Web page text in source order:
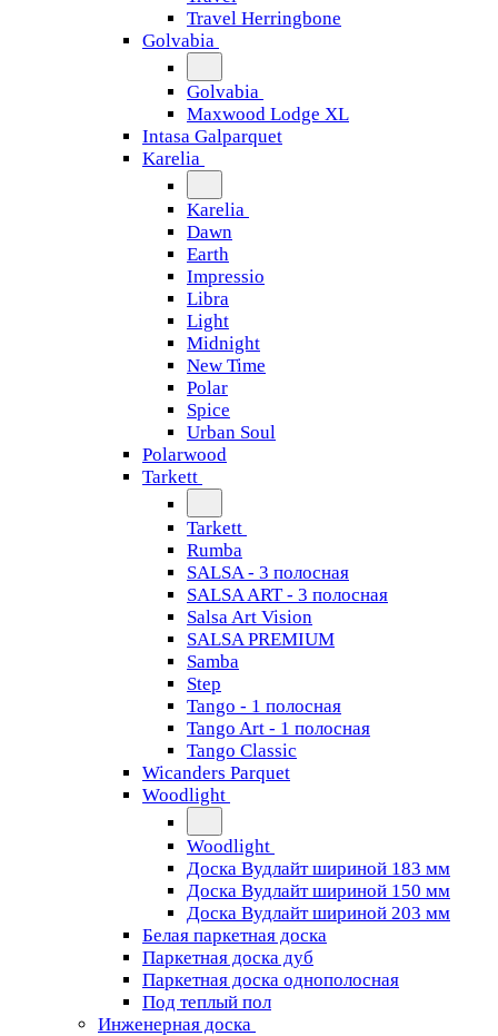
Travel Herringbone
Golvabia
Golvabia
Maxwood Lodge XL
Intasa Galparquet
Karelia
Karelia
Dawn
Earth
Impressio
Libra
Light
Midnight
New Time
Polar
Spice
Urban Soul
Polarwood
Tarkett
Tarkett
Rumba
SALSA - 3 полосная
SALSA ART - 3 полосная
Salsa Art Vision
SALSA PREMIUM
Samba
Step
Tango - 1 полосная
Tango Art - 1 полосная
Tango Classiс
Wicanders Parquet
Woodlight
Woodlight
Доска Вудлайт шириной 183 мм
Доска Вудлайт шириной 150 мм
Доска Вудлайт шириной 203 мм
Белая паркетная доска
Паркетная доска дуб
Паркетная доска однополосная
Под теплый пол
Инженерная доска